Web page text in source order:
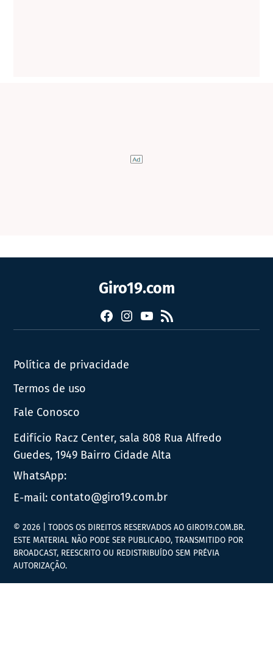
Giro19.com
FacebookInstagram
YouTube
RSS
Política de privacidade
Termos de uso
Fale Conosco
Edifício Racz Center, sala 808 Rua Alfredo
Guedes, 1949 Bairro Cidade Alta
WhatsApp:
E-mail: contato@giro19.com.br
© 2026 | TODOS OS DIREITOS RESERVADOS AO GIRO19.COM.BR.
ESTE MATERIAL NÃO PODE SER PUBLICADO, TRANSMITIDO POR
BROADCAST, REESCRITO OU REDISTRIBUÍDO SEM PRÉVIA
AUTORIZAÇÃO.